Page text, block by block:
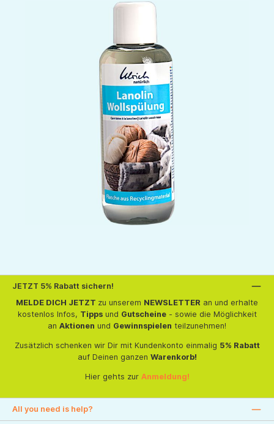
JETZT 5% Rabatt sichern!
MELDE DICH JETZT zu unserem NEWSLETTER an und erhalte
kostenlos Infos, Tippsund Gutscheine- sowie die Möglichkeit
an Aktionen und Gewinnspielen teilzunehmen!
Zusätzlich schenken wir Dir mit Kundenkonto einmalig 5% Rabatt
auf Deinen ganzen Warenkorb!
Hier gehts zur Anmeldung!
All you need is help?